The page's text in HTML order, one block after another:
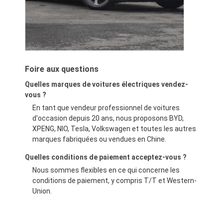
Foire aux questions
Quelles marques de voitures électriques vendez-
vous ?
En tant que vendeur professionnel de voitures
d'occasion depuis 20 ans, nous proposons BYD,
XPENG, NIO, Tesla, Volkswagen et toutes les autres
marques fabriquées ou vendues en Chine.
Quelles conditions de paiement acceptez-vous ?
Nous sommes flexibles en ce qui concerne les
conditions de paiement, y compris T/T et Western-
Union.